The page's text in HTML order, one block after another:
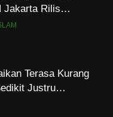
Jakarta Rilis
Genzi Selama
Terasa Kurang
Justru